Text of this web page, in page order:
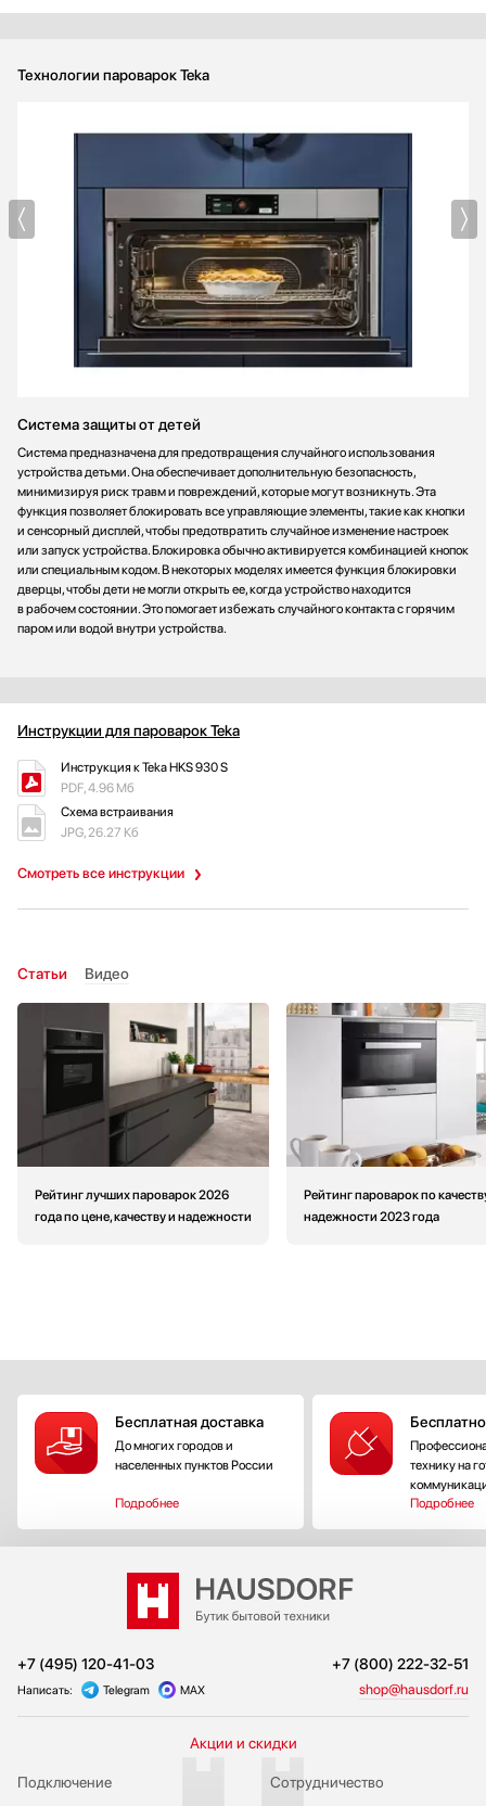
Технологии пароварок Teka
Система защиты от детей
Система предназначена для предотвращения случайного использования
устройства детьми. Она обеспечивает дополнительную безопасность,
минимизируя риск травм и повреждений, которые могут возникнуть. Эта
функция позволяет блокировать все управляющие элементы, такие как кнопки
и сенсорный дисплей, чтобы предотвратить случайное изменение настроек
или запуск устройства. Блокировка обычно активируется комбинацией кнопок
или специальным кодом. В некоторых моделях имеется функция блокировки
дверцы, чтобы дети не могли открыть ее, когда устройство находится
в рабочем состоянии. Это помогает избежать случайного контакта с горячим
паром или водой внутри устройства.
Инструкции для пароварок Teka
Смотреть все инструкции
Инструкция к Teka HKS 930 S
PDF, 4.96 Мб
Схема встраивания
JPG, 26.27 Кб
Статьи Видео
Рейтинг лучших пароварок 2026
года по цене, качеству и надежности
Рейтинг пароварок по
надежности 2023 года
Бесплатная доставка
До многих городов и
населенных пунктов России
Подробнее
технику на
Подробнее
+7 (495) 120-41-03 +7 (800) 222-32-51
Написать: Telegram MAX shop@hausdorf.ru
Акции и скидки
Подключение
Сотрудничество